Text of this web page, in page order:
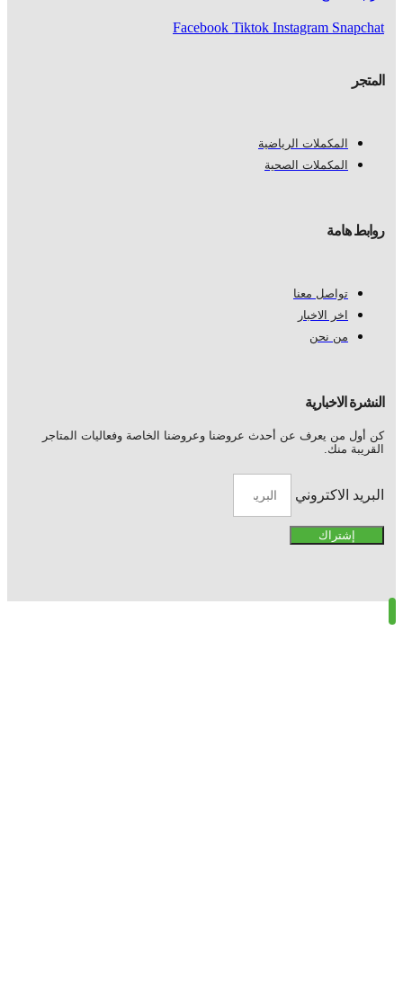
Facebook Tiktok Instagram Snapchat
المتجر
المكملات الرياضية
المكملات الصحية
روابط هامة
تواصل معنا
اخر الاخبار
من نحن
النشرة الاخبارية
كن أول من يعرف عن أحدث عروضنا وعروضنا الخاصة وفعاليات المتاجر
القريبة منك.
البريد الاكتروني
إشتراك